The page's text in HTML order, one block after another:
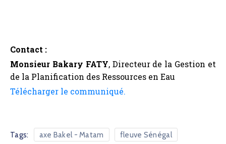
Contact :
Monsieur Bakary FATY, Directeur de la Gestion et
de la Planification des Ressources en Eau
Télécharger le communiqué.
Tags: axe Bakel - Matam fleuve Sénégal